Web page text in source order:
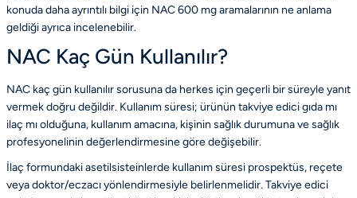
konuda daha ayrıntılı bilgi için NAC 600 mg aramalarının ne anlama
geldiğiayrıca incelenebilir.
NAC Kaç Gün Kullanılır?
NAC kaç gün kullanılır sorusuna da herkes için geçerli bir süreyle yanıt
vermek doğru değildir. Kullanım süresi; ürünün takviye edici gıda mı
ilaç mı olduğuna, kullanım amacına, kişinin sağlık durumuna ve sağlık
profesyonelinin değerlendirmesine göre değişebilir.
İlaç formundaki asetilsisteinlerde kullanım süresi prospektüs, reçete
veya doktor/eczacı yönlendirmesiyle belirlenmelidir. Takviye edici